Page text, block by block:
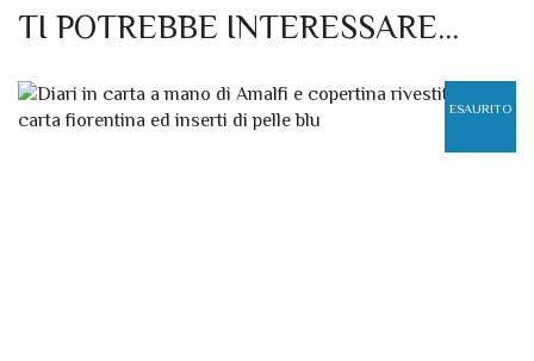
TI POTREBBE INTERESSARE…
ESAURITO